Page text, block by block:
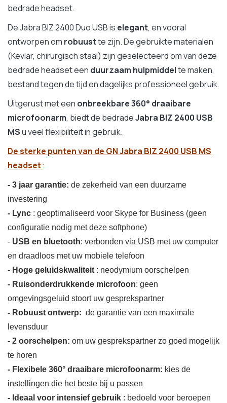
bedrade headset.
De Jabra BIZ 2400 Duo USB is elegant, en vooral
ontworpen om robuustte zijn. De gebruikte materialen
(Kevlar, chirurgisch staal) zijn geselecteerd om van deze
bedrade headset een duurzaam hulpmiddelte maken,
bestand tegen de tijd en dagelijks professioneel gebruik.
Uitgerust met een onbreekbare 360° draaibare
microfoonarm, biedt de bedradeJabra BIZ 2400 USB
MSu veel flexibiliteit in gebruik.
De sterke punten van de GN Jabra BIZ 2400 USB MS
headset:
- 3 jaar garantie: de zekerheid van een duurzame
investering
- Lync : geoptimaliseerd voor Skype for Business (geen
configuratie nodig met deze softphone)
- USB en bluetooth: verbonden via USB met uw computer
en draadloos met uw mobiele telefoon
- Hoge geluidskwaliteit : neodymium oorschelpen
- Ruisonderdrukkende microfoon: geen
omgevingsgeluid stoort uw gesprekspartner
- Robuust ontwerp: de garantie van een maximale
levensduur
- 2 oorschelpen: om uw gesprekspartner zo goed mogelijk
te horen
- Flexibele 360° draaibare microfoonarm: kies de
instellingen die het beste bij u passen
- Ideaal voor intensief gebruik : bedoeld voor beroepen